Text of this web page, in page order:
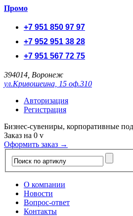
Промо
+7 951 850 97 97
+7 952 951 38 28
+7 951 567 72 75
394014, Воронеж
ул.Кривошеина, 15 оф.310
Авторизация
Регистрация
Бизнес-сувениры, корпоративные
Заказ на 0 v
Оформить заказ →
О компании
Новости
Вопрос-ответ
Контакты